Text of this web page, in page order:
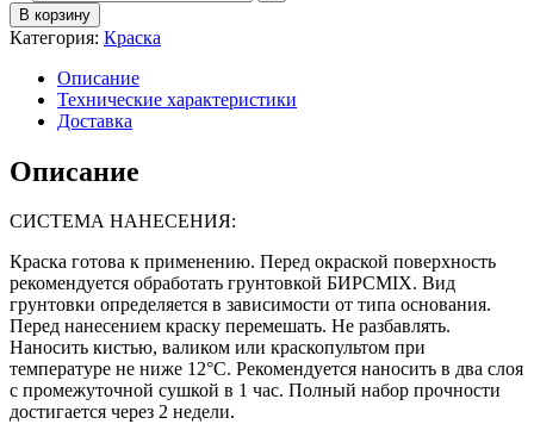
В корзину
Категория: Краска
Описание
Технические характеристики
Доставка
Описание
СИСТЕМА НАНЕСЕНИЯ:
Краска готова к применению. Перед окраской поверхность
рекомендуется обработать грунтовкой БИРСMIX. Вид
грунтовки определяется в зависимости от типа основания.
Перед нанесением краску перемешать. Не разбавлять.
Наносить кистью, валиком или краскопультом при
температуре не ниже 12°С. Рекомендуется наносить в два слоя
с промежуточной сушкой в 1 час. Полный набор прочности
достигается через 2 недели.